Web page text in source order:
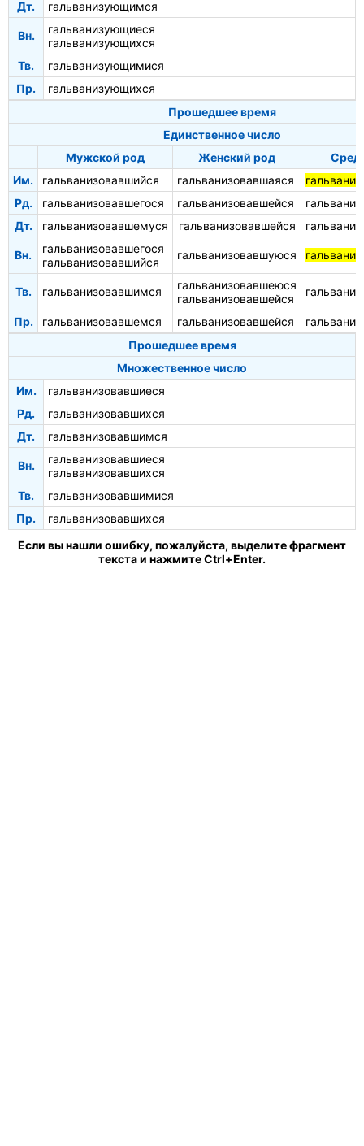
Дт. гальванизующимся
Вн.
гальванизующиеся
гальванизующихся
Тв.
гальванизующимися
Пр.
гальванизующихся
Прошедшее время
Единственное число
Мужской род
Женский род
Им.
гальванизовавшийся гальванизовавшаяся
Рд.
гальванизовавшегося гальванизовавшейся
Дт.
гальванизовавшемуся гальванизовавшейся
Вн.
гальванизовавшегося
гальванизовавшийся
гальванизовавшуюся
Тв. гальванизовавшимся
гальванизовавшеюся
гальванизовавшейся
Пр. гальванизовавшемся гальванизовавшейся
Прошедшее время
Множественное число
Им.
гальванизовавшиеся
Рд.
гальванизовавшихся
Дт.
гальванизовавшимся
Вн.
гальванизовавшиеся
гальванизовавшихся
Тв.
гальванизовавшимися
Пр.
гальванизовавшихся
Если вы нашли ошибку, пожалуйста, выделите фрагмент
текста и нажмите Ctrl+Enter.